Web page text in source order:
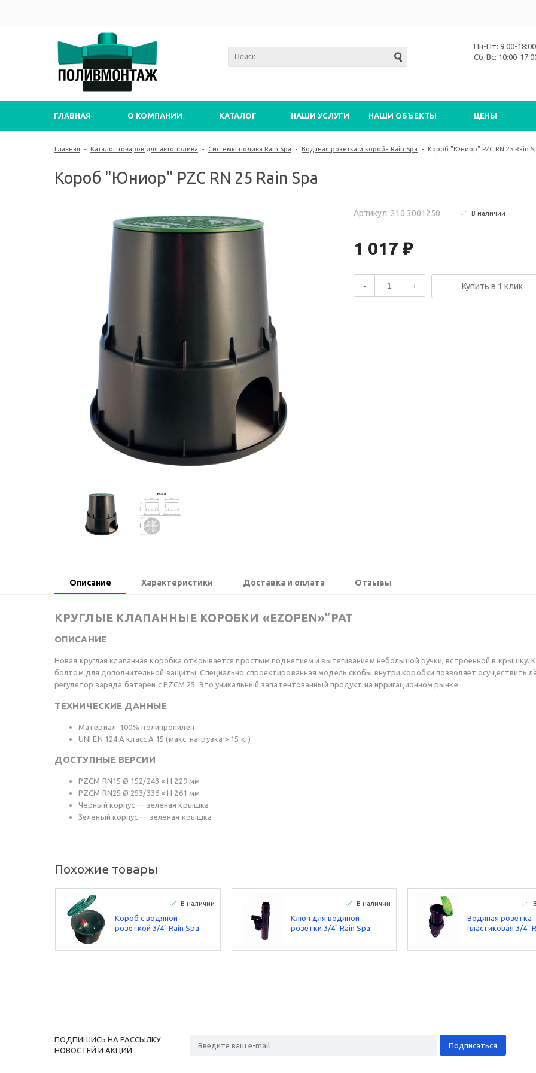
Пн-Пт: 9:00-18:00
Сб-Вс: 10:00-
ГЛАВНАЯ О КОМПАНИИ КАТАЛОГ НАШИ УСЛУГИ НАШИ ОБЪЕКТЫ ЦЕНЫ
Главная - Каталог товаров для автополива - Системы полива Rain Spa - Водяная розетка и короба Rain Spa - Короб "Юниор" PZC RN 25 Rain
Короб "Юниор" PZC RN 25 Rain Spa
Артикул: 210.3001250 В наличии
1 017 ₽
- + Купить в 1 клик
Описание Характеристики Доставка и оплата Отзывы
КРУГЛЫЕ КЛАПАННЫЕ КОРОБКИ «EZOPEN»”PAT
ОПИСАНИЕ
Новая круглая клапанная коробка открывается простым поднятием и вытягиванием небольшой ручки, встроенной в
болтом для дополнительной защиты. Специально спроектированная модель скобы внутри коробки позволяет осуществить
регулятор заряда батареи с PZCM 25. Это уникальный запатентованный продукт на ирригационном рынке.
ТЕХНИЧЕСКИЕ ДАННЫЕ
Материал: 100% полипропилен
UNI EN 124 A класс A 15 (макс. нагрузка > 15 кг)
ДОСТУПНЫЕ ВЕРСИИ
PZCM RN15 Ø 152/243 × H 229 мм
PZCM RN25 Ø 253/336 × H 261 мм
Чёрный корпус — зелёная крышка
Зелёный корпус — зелёная крышка
Похожие товары
В наличии
Короб с водяной
розеткой 3/4" Rain Spa
В наличии
Ключ для водяной
розетки 3/4" Rain Spa
Водяная розетка
пластиковая 3/4"
ПОДПИШИСЬ НА РАССЫЛКУ
НОВОСТЕЙ И АКЦИЙ